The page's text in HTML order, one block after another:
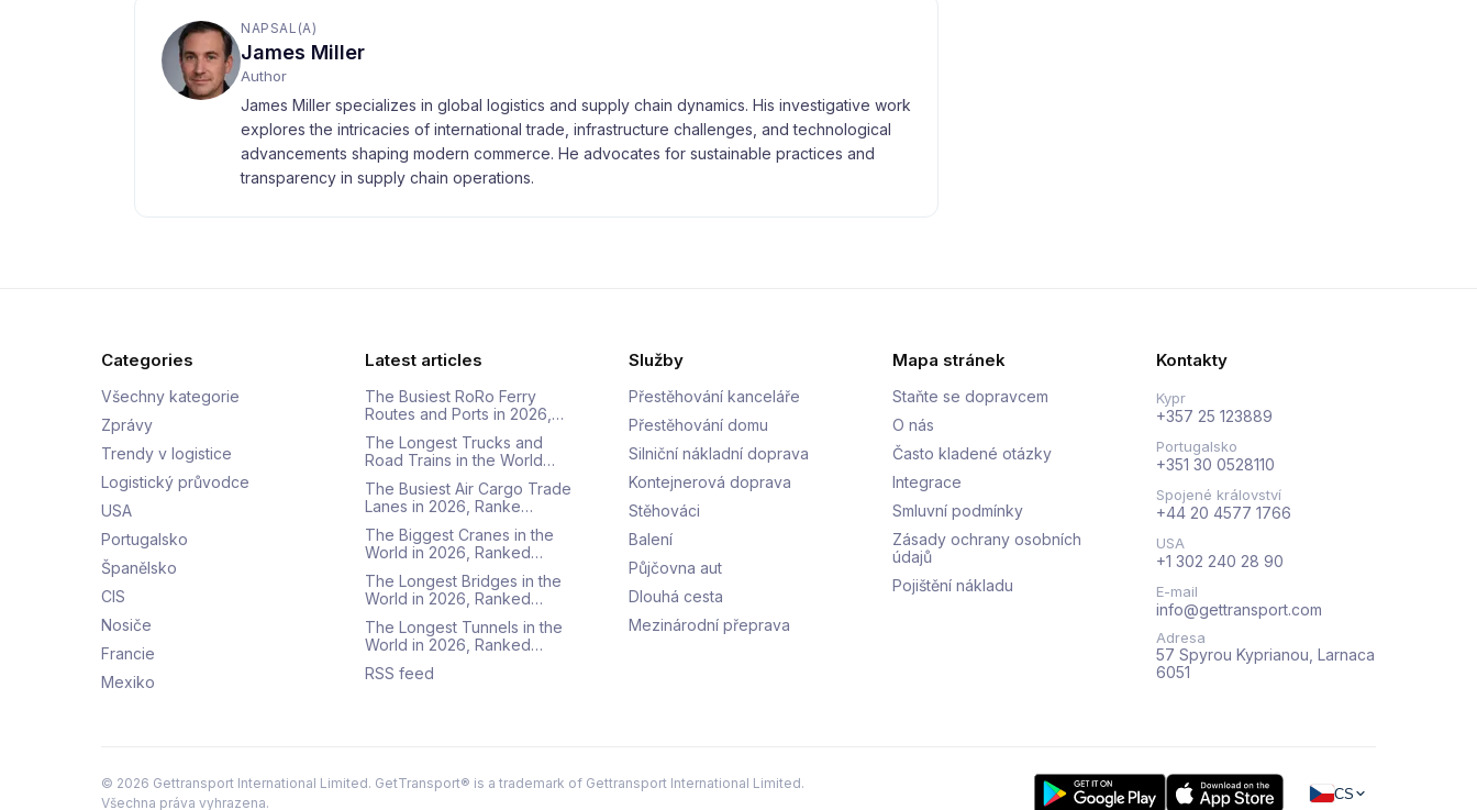
NAPSAL(A)
James Miller
Author
James Miller specializes in global logistics and supply chain dynamics. His investigative work
explores the intricacies of international trade, infrastructure challenges, and technological
advancements shaping modern commerce. He advocates for sustainable practices and
transparency in supply chain operations.
Categories
Všechny kategorie
Zprávy
Trendy v logistice
Logistický průvodce
USA
Portugalsko
Španělsko
CIS
Nosiče
Francie
Mexiko
Latest articles
The Busiest RoRo Ferry
Routes and Ports in 2026,…
The Longest Trucks and
Road Trains in the World…
The Busiest Air Cargo Trade
Lanes in 2026, Ranke…
The Biggest Cranes in the
World in 2026, Ranked…
The Longest Bridges in the
World in 2026, Ranked…
The Longest Tunnels in the
World in 2026, Ranked…
RSS feed
Služby
Přestěhování kanceláře
Přestěhování domu
Silniční nákladní doprava
Kontejnerová doprava
Stěhováci
Balení
Půjčovna aut
Dlouhá cesta
Mezinárodní přeprava
Mapa stránek
Staňte se dopravcem
O nás
Často kladené otázky
Integrace
Smluvní podmínky
Zásady ochrany osobních
údajů
Pojištění nákladu
Kontakty
Kypr
+357 25 123889
Portugalsko
+351 30 0528110
Spojené království
+44 20 4577 1766
USA
+1 302 240 28 90
E-mail
info@gettransport.com
Adresa
57 Spyrou Kyprianou, Larnaca
6051
© 2026 Gettransport International Limited. GetTransport® is a trademark of Gettransport International Limited.
Všechna práva vyhrazena.
CS